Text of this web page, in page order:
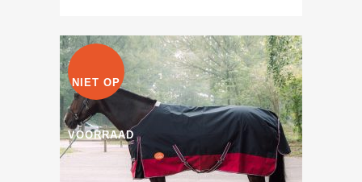
Deze
optie
kan
gekozen
worden
op
NIET OP
VOORRAAD